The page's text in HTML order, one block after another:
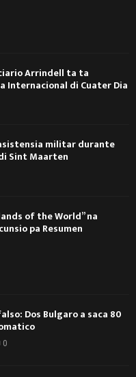
Arrindell ta ta
Internacional di Cuater Dia
militar durante
Sint Maarten
of the World” na
pa Resumen
Dos Bulgaro a saca 80
0